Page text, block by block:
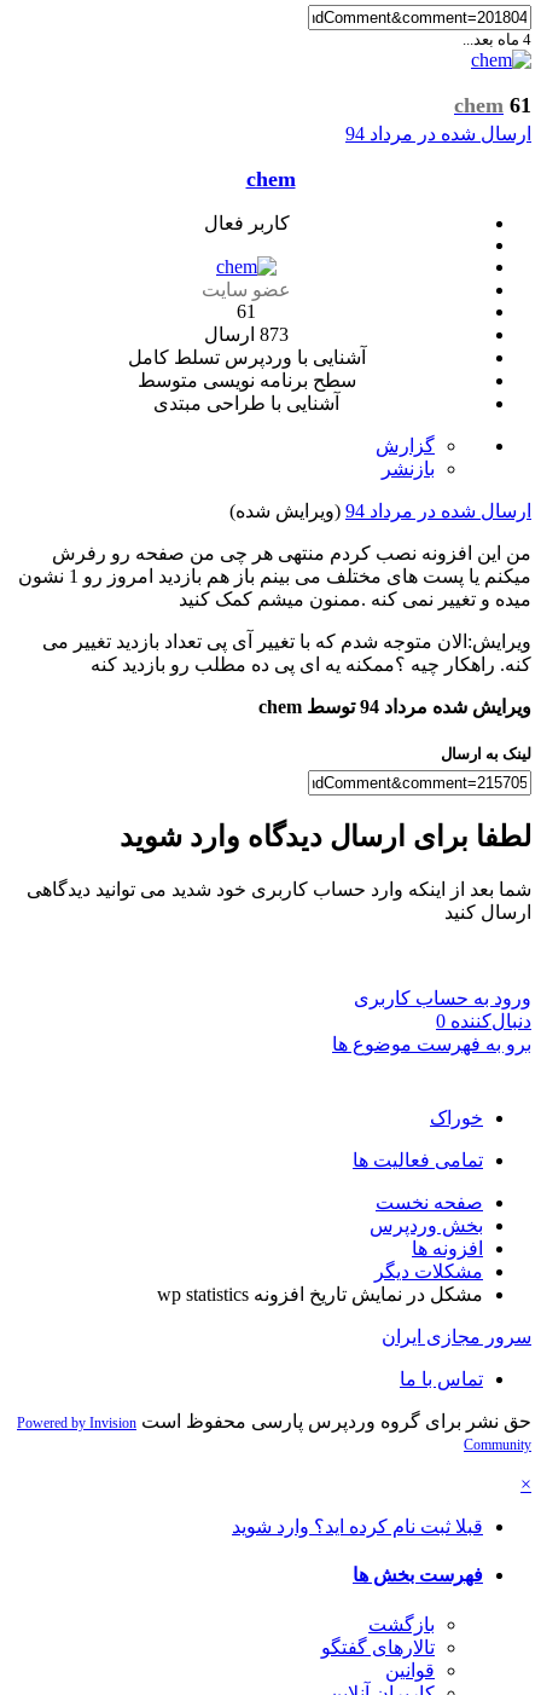
4 ماه بعد...
chem 61
ارسال شده در مرداد 94
chem
کاربر فعال
عضو سایت
61
873 ارسال
آشنایی با وردپرستسلط کامل
سطح برنامه نویسی متوسط
آشنایی با طراحی مبتدی
گزارش
بازنشر
ارسال شده در مرداد 94 (ویرایش شده)
من این افزونه نصب کردم منتهی هر چی من صفحه رو رفرش
میکنم یا پست های مختلف می بینم باز هم بازدید امروز رو 1 نشون
میده و تغییر نمی کنه .ممنون میشم کمک کنید
ویرایش:الان متوجه شدم که با تغییر آی پی تعداد بازدید تغییر می
کنه. راهکار چیه ؟ممکنه یه ای پی ده مطلب رو بازدید کنه
ویرایش شده مرداد 94 توسط chem
لینک به ارسال
لطفا برای ارسال دیدگاه وارد شوید
شما بعد از اینکه وارد حساب کاربری خود شدید می توانید دیدگاهی
ارسال کنید
ورود به حساب کاربری
دنبال‌کننده 0
برو به فهرست موضوع ها
خوراک
تمامی فعالیت ها
صفحه نخست
بخش وردپرس
افزونه ها
مشکلات دیگر
مشکل در نمایش تاریخ افزونه wp statistics
سرور مجازی ایران
تماس با ما
حق نشر برای گروه وردپرس پارسی محفوظ است Powered by Invision
Community
×
قبلا ثبت نام کرده اید؟ وارد شوید
فهرست بخش ها
بازگشت
تالارهای گفتگو
قوانین